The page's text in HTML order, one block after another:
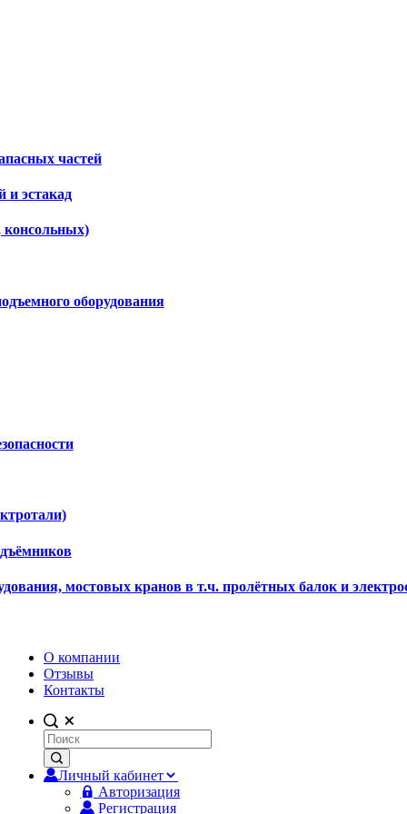
частей
и эстакад
консольных)
оборудования
мостовых кранов в т.ч. пролётных балок и
О компании
Отзывы
Контакты
Личный кабинет
Авторизация
Регистрация